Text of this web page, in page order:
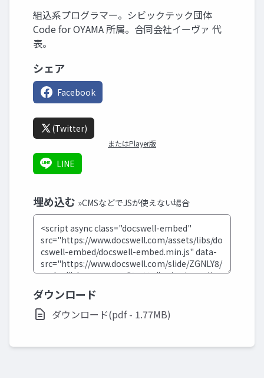
組込系プログラマー。シビックテック団体
Code for OYAMA 所属。合同会社イーヴァ 代
表。
シェア
Facebook
(Twitter)
またはPlayer版
LINE
埋め込む »CMSなどでJSが使えない場合
ダウンロード
ダウンロード(pdf - 1.77MB)